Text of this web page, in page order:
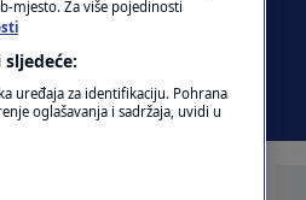
pravilima koja bi
mjesto. Za više pojedinosti
uređaja za identifikaciju. Pohrana
oglašavanja i sadržaja, uvidi u